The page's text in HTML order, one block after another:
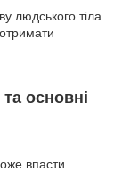
людського тіла.
основні
впасти